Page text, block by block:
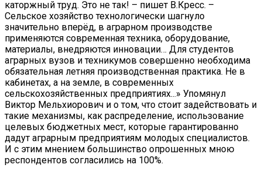
каторжный труд. Это не так! – пишет В.Кресс. –
Сельское хозяйство технологически шагнуло
значительно вперёд, в аграрном производстве
применяются современная техника, оборудование,
материалы, внедряются инновации… Для студентов
аграрных вузов и техникумов совершенно необходима
обязательная летняя производственная практика. Не в
кабинетах, а на земле, в современных
сельскохозяйственных предприятиях...» Упомянул
Виктор Мельхиорович и о том, что стоит задействовать и
такие механизмы, как распределение, использование
целевых бюджетных мест, которые гарантированно
дадут аграрным предприятиям молодых специалистов.
И с этим мнением большинство опрошенных мною
респондентов согласились на 100%.